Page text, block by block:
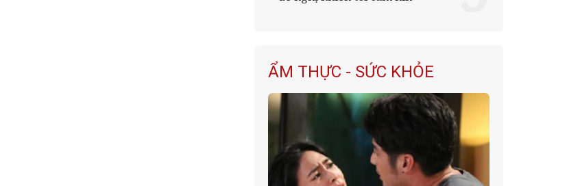
ẨM THỰC - SỨC KHỎE